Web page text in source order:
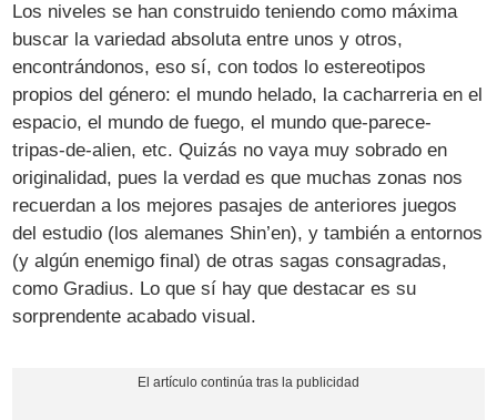
Los niveles se han construido teniendo como máxima
buscar la variedad absoluta entre unos y otros,
encontrándonos, eso sí, con todos lo estereotipos
propios del género: el mundo helado, la cacharreria en el
espacio, el mundo de fuego, el mundo que-parece-
tripas-de-alien, etc. Quizás no vaya muy sobrado en
originalidad, pues la verdad es que muchas zonas nos
recuerdan a los mejores pasajes de anteriores juegos
del estudio (los alemanes Shin’en), y también a entornos
(y algún enemigo final) de otras sagas consagradas,
como Gradius. Lo que sí hay que destacar es su
sorprendente acabado visual.